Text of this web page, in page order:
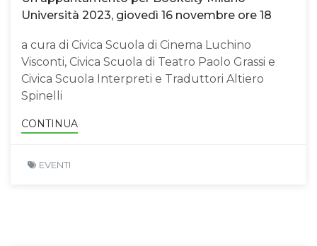
Università 2023, giovedì 16 novembre ore 18
a cura di Civica Scuola di Cinema Luchino
Visconti, Civica Scuola di Teatro Paolo Grassi e
Civica Scuola Interpreti e Traduttori Altiero
Spinelli
CONTINUA
EVENTI